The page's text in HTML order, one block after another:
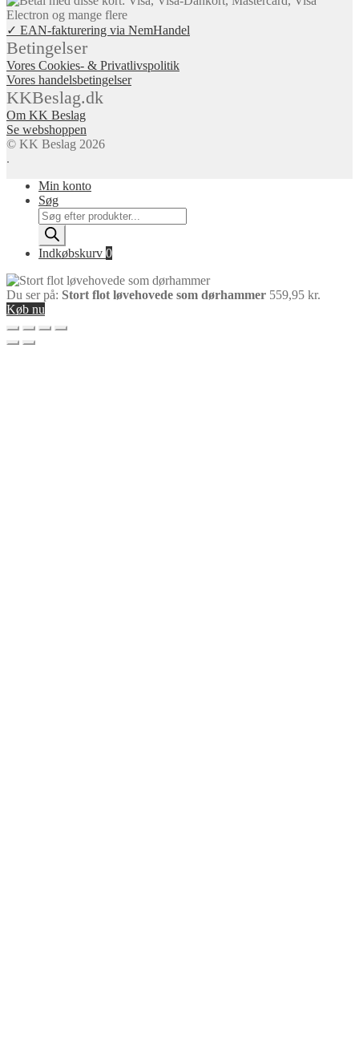
✓ EAN-fakturering via NemHandel
Betingelser
Vores Cookies- & Privatlivspolitik
Vores handelsbetingelser
KKBeslag.dk
Om KK Beslag
Se webshoppen
© KK Beslag 2026
.
Min konto
Søg
Products
search
Indkøbskurv 0
Du ser på: Stort flot løvehovede som dørhammer 559,95 kr.
Køb nu